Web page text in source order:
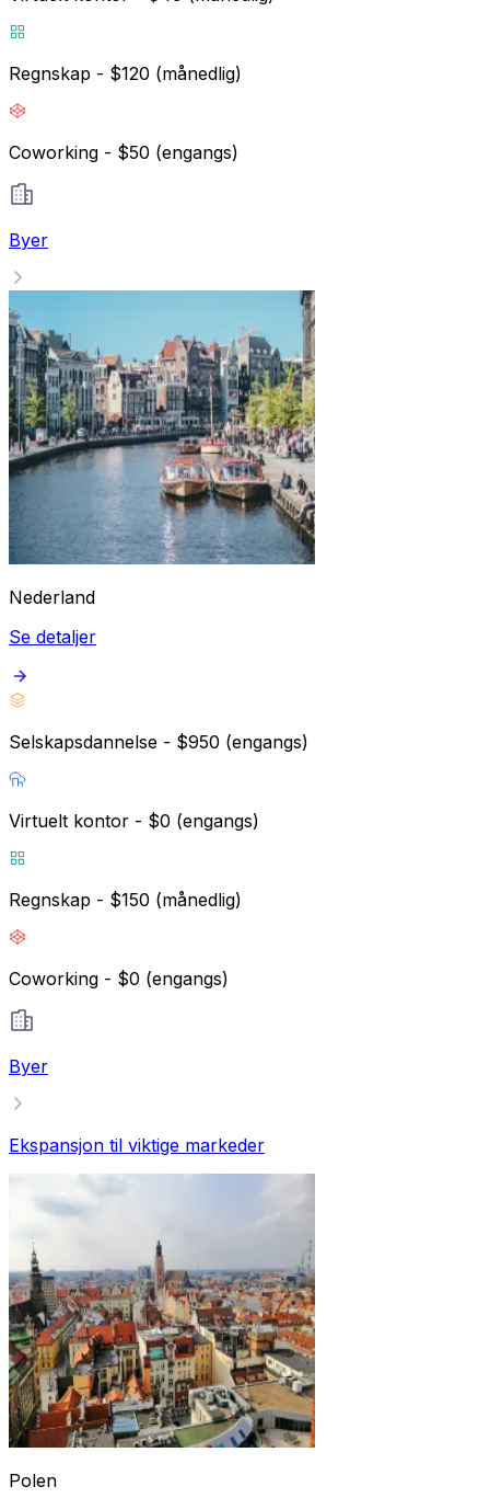
Regnskap - $120 (månedlig)
Coworking - $50 (engangs)
Byer
Nederland
Se detaljer
Selskapsdannelse - $950 (engangs)
Virtuelt kontor - $0 (engangs)
Regnskap - $150 (månedlig)
Coworking - $0 (engangs)
Byer
Ekspansjon til viktige markeder
Polen